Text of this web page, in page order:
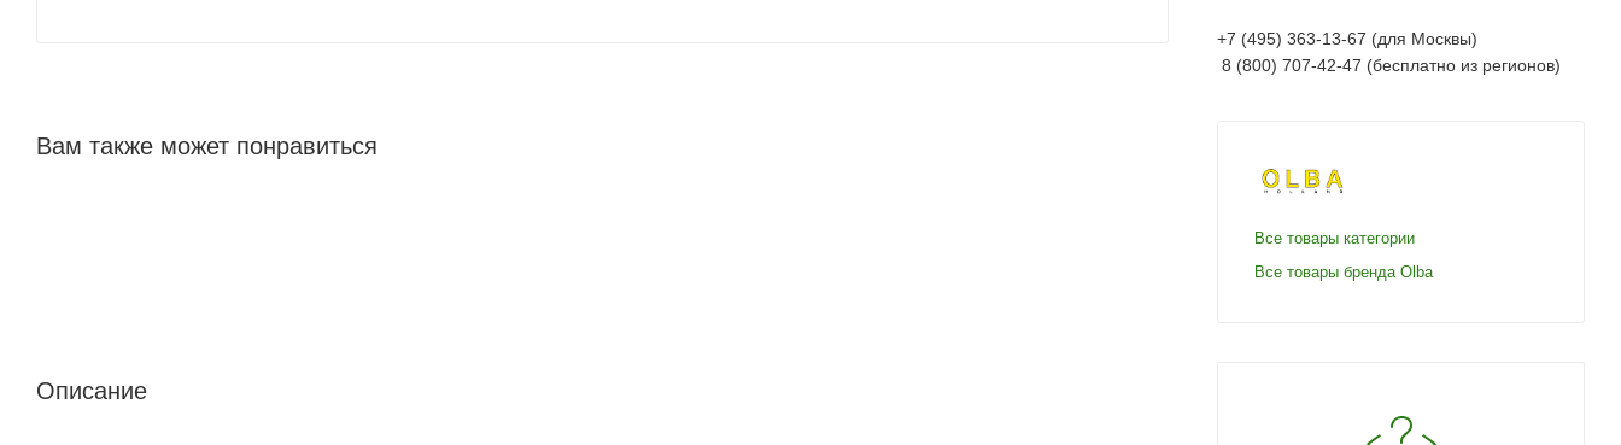
Вам также может понравиться
Описание
+7 (495) 363-13-67 (для Москвы)
8 (800) 707-42-47 (бесплатно из регионов)
Все товары категории
Все товары бренда Olba